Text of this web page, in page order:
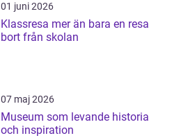
01 juni 2026
Klassresa mer än bara en resa
bort från skolan
07 maj 2026
Museum som levande historia
och inspiration